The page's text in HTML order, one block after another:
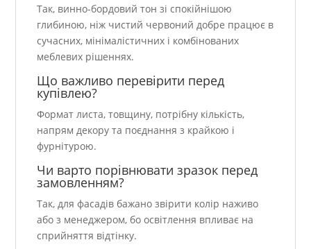
Так, винно-бордовий тон зі спокійнішою
глибиною, ніж чистий червоний добре працює в
сучасних, мінімалістичних і комбінованих
меблевих рішеннях.
Що важливо перевірити перед
купівлею?
Формат листа, товщину, потрібну кількість,
напрям декору та поєднання з крайкою і
фурнітурою.
Чи варто порівнювати зразок перед
замовленням?
Так, для фасадів бажано звірити колір наживо
або з менеджером, бо освітлення впливає на
сприйняття відтінку.